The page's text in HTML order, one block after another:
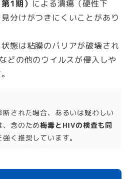
1期） による潰瘍（硬性下
分けがつきにくいことがあり
態は粘膜のバリアが破壊され
どの他のウイルスが侵入しや
された場合、あるいは疑わしい
、念のため梅毒とHIVの検査も同
強く推奨しています。